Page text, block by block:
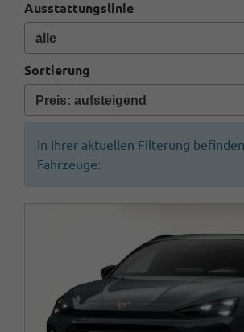
Ausstattungslinie
Sortierung
In Ihrer aktuellen Filterung
Fahrzeuge: